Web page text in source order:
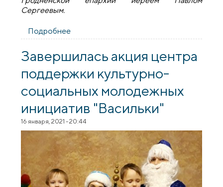
Сергеевым.
Подробнее
Белостокского совершило
Завершилась акция центра
поддержки культурно-
социальных молодежных
инициатив "Васильки"
16 января, 2021 - 20:44